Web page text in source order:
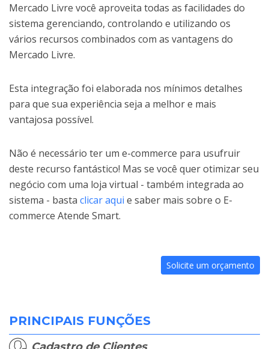
Mercado Livre você aproveita todas as facilidades do
sistema gerenciando, controlando e utilizando os
vários recursos combinados com as vantagens do
Mercado Livre.
Esta integração foi elaborada nos mínimos detalhes
para que sua experiência seja a melhor e mais
vantajosa possível.
Não é necessário ter um e-commerce para usufruir
deste recurso fantástico! Mas se você quer otimizar seu
negócio com uma loja virtual - também integrada ao
sistema - basta clicar aqui e saber mais sobre o E-
commerce Atende Smart.
Solicite um orçamento
PRINCIPAIS FUNÇÕES